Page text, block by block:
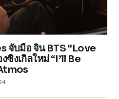
บมือ จิน BTS “Love
งเกิลใหม่ “I’ll Be